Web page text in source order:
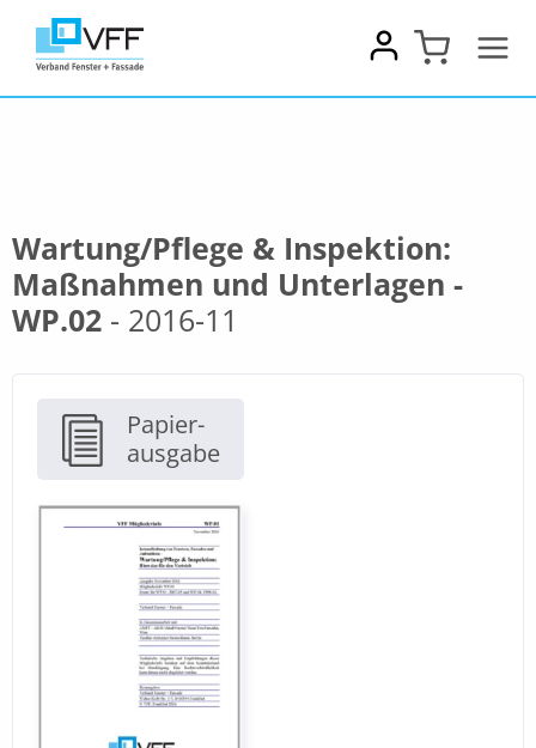
Inhalt
springen
Wartung/Pflege & Inspektion:
Maßnahmen und Unterlagen -
WP.02 - 2016-11
Papier-
ausgabe